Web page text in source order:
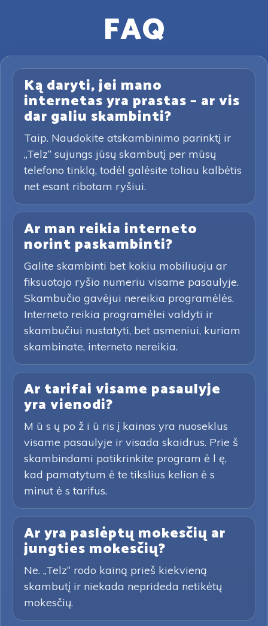
FAQ
Ką daryti, jei mano
internetas yra prastas – ar vis
dar galiu skambinti?
Taip. Naudokite atskambinimo parinktį ir
„Telz“ sujungs jūsų skambutį per mūsų
telefono tinklą, todėl galėsite toliau kalbėtis
net esant ribotam ryšiui.
Ar man reikia interneto
norint paskambinti?
Galite skambinti bet kokiu mobiliuoju ar
fiksuotojo ryšio numeriu visame pasaulyje.
Skambučio gavėjui nereikia programėlės.
Interneto reikia programėlei valdyti ir
skambučiui nustatyti, bet asmeniui, kuriam
skambinate, interneto nereikia.
Ar tarifai visame pasaulyje
yra vienodi?
M ū s ų po ž i ū ris į kainas yra nuoseklus
visame pasaulyje ir visada skaidrus. Prie š
skambindami patikrinkite program ė l ę,
kad pamatytum ė te tikslius kelion ė s
minut ė s tarifus.
Ar yra paslėptų mokesčių ar
jungties mokesčių?
Ne. „Telz“ rodo kainą prieš kiekvieną
skambutį ir niekada neprideda netikėtų
mokesčių.